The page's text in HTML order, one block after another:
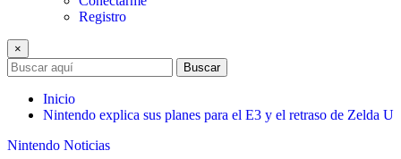
Registro
×
Buscar
Inicio
Nintendo explica sus planes para el E3 y el retraso de Zelda U
Nintendo Noticias